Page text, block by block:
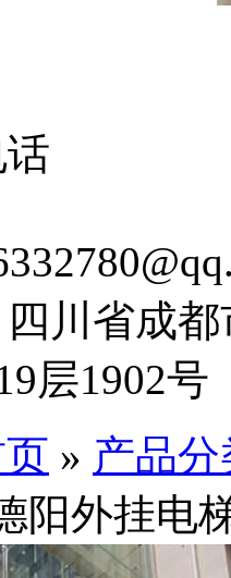
川省成
层1902号
» 产品分
阳外挂电